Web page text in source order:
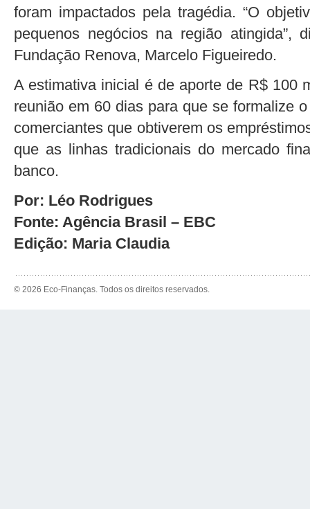
foram impactados pela tragédia. “O
pequenos negócios na região atingida”,
Fundação Renova, Marcelo Figueiredo.
A estimativa inicial é de aporte de R$ 100
reunião em 60 dias para que se formalize
comerciantes que obtiverem os
que as linhas tradicionais do mercado
banco.
Por: Léo Rodrigues
Fonte: Agência Brasil – EBC
Edição: Maria Claudia
© 2026 Eco-Finanças. Todos os direitos reservados.